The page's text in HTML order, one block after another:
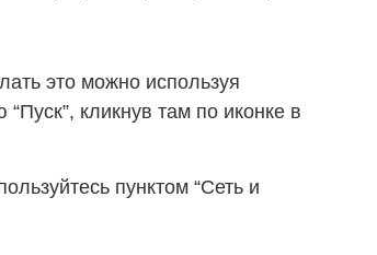
это можно используя
кликнув там по иконке в
пунктом “Сеть и